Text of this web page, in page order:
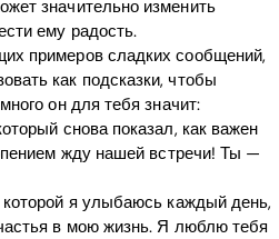
значительно изменить
ему радость.
примеров сладких сообщений,
как подсказки, чтобы
он для тебя значит:
снова показал, как важен
жду нашей встречи! Ты —
я улыбаюсь каждый день,
в мою жизнь. Я люблю тебя